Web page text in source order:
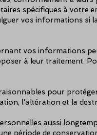
spécifiques à votre
vos informations si
vos informations
à leur traitement.
pour
l'altération et la
aussi
période de